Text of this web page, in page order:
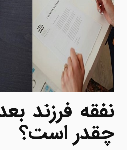
نفقه فرزند
چقدر است؟